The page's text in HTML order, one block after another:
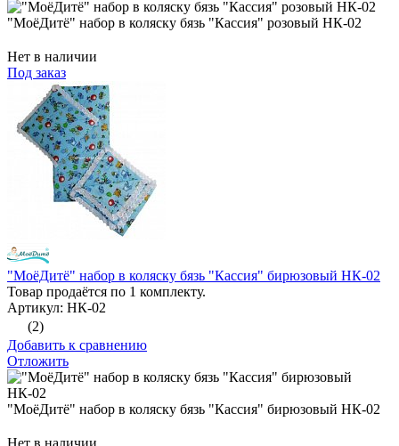
"МоёДитё" набор в коляску бязь "Кассия" розовый НК-02
Нет в наличии
Под заказ
"МоёДитё" набор в коляску бязь "Кассия" бирюзовый НК-02
Товар продаётся по 1 комплекту.
Артикул: НК-02
(2)
Добавить к сравнению
Отложить
"МоёДитё" набор в коляску бязь "Кассия" бирюзовый НК-02